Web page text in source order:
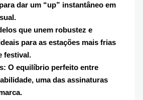
dar um “up” instantâneo em
que unem robustez e
para as estações mais frias
festival.
O equilíbrio perfeito entre
uma das assinaturas